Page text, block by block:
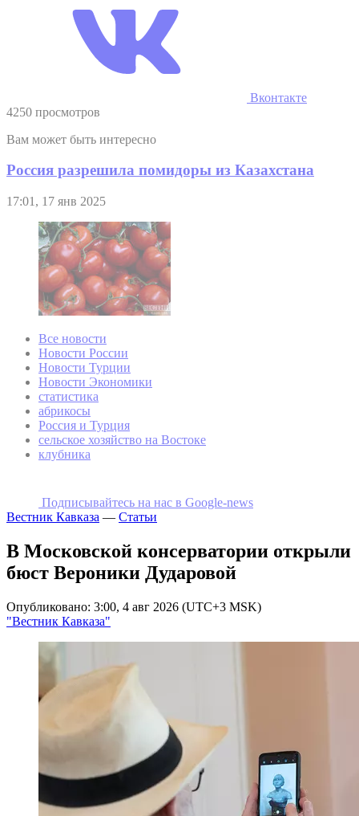
Вконтакте
4250 просмотров
Вам может быть интересно
Россия разрешила помидоры из Казахстана
17:01, 17 янв 2025
Все новости
Новости России
Новости Турции
Новости Экономики
статистика
абрикосы
Россия и Турция
сельское хозяйство на Востоке
клубника
Подписывайтесь на наc в Google-news
Вестник Кавказа — Статьи
В Московской консерватории открыли
бюст Вероники Дударовой
Опубликовано: 3:00, 4 авг 2026 (UTC+3 MSK)
"Вестник Кавказа"